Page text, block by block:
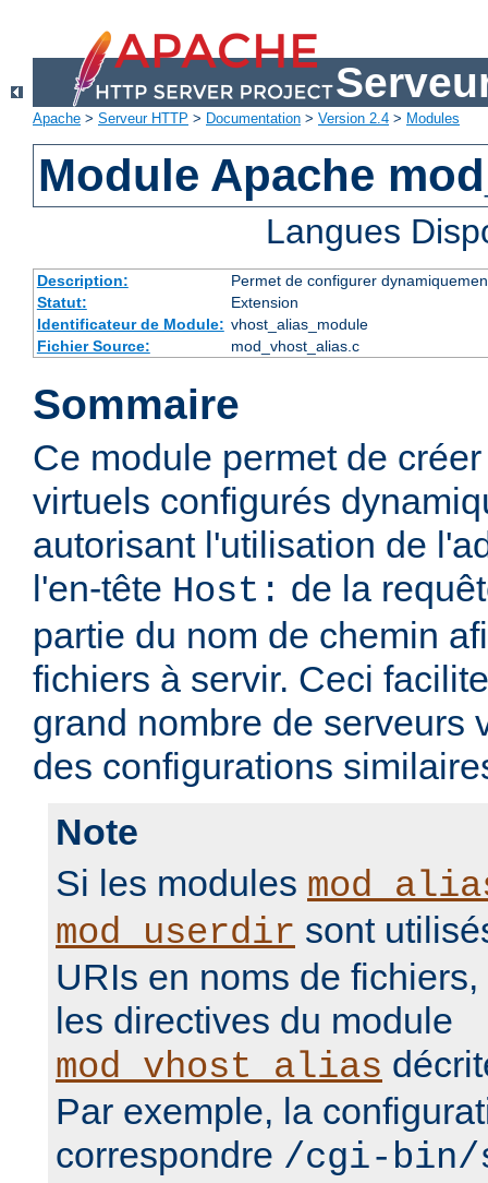
Apache > Serveur HTTP > Documentation > Version 2.4 > Modules
Module Apache
Langues
Description:
Permet de configurer
Statut:
Extension
Identificateur de Module: vhost_alias_module
Fichier Source:
mod_vhost_alias.c
Sommaire
Ce module permet de
virtuels configurés
autorisant l'utilisation de
l'en-tête Host: de la
partie du nom de chemin
fichiers à servir. Ceci
grand nombre de serveurs
des configurations
Note
Si les modules
mod_userdir sont
URIs en noms de
les directives du module
mod_vhost_alias
Par exemple, la
correspondre /cgi-